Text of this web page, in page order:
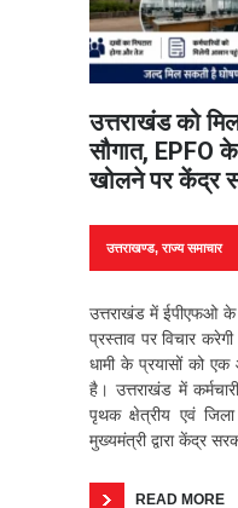
उत्तराखंड को
सौगात, EPFO
खोलने पर केंद्र
उत्तराखण्ड,राज्य समाचार
उत्तराखंड में ईपीएफओ के
प्रस्ताव पर विचार
धामी के प्रयासों को
है। उत्तराखंड में
पृथक क्षेत्रीय एवं
मुख्यमंत्री द्वारा केंद्र
READ MORE